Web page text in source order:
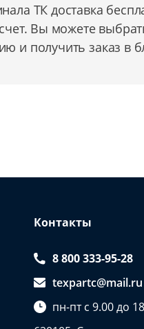
ТК доставка
Вы можете
и получить заказ в
Контакты
8 800 333-95-28
texpartc@mail.ru
пн-пт с 9.00 до